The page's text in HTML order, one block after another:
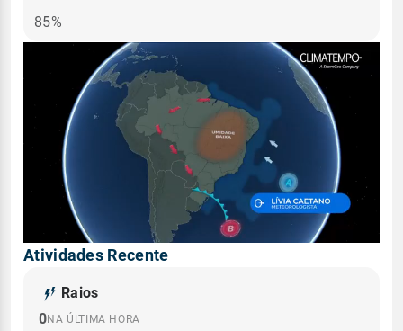
85%
Atividades Recente
Raios
0NA ÚLTIMA HORA